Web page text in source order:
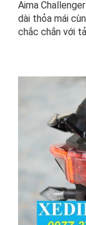
Aima
dài thỏa mái
chắc chắn với